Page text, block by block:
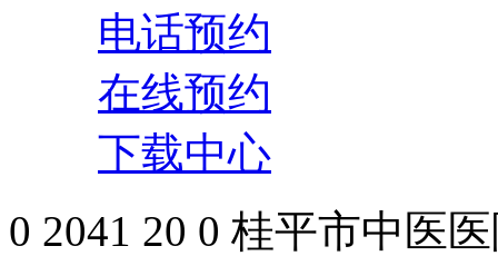
电话预约
在线预约
下载中心
0 2041 20 0 桂平市中医